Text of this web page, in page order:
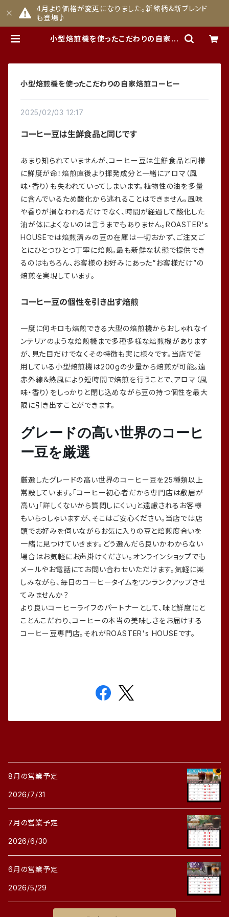
4月より価格が変更になりました。新銘柄＆新ブレンド
も登場♪
小型焙煎機を使ったこだわりの自家焙
小型焙煎機を使ったこだわりの自家焙煎コーヒー
2025/02/03 12:17
コーヒー豆は生鮮食品と同じです
あまり知られていませんが、コーヒー豆は生鮮食品と同様
に鮮度が命！焙煎直後より揮発成分と一緒にアロマ（風
味・香り）も失われていってしまいます。植物性の油を多量
に含んでいるため酸化から逃れることはできません。風味
や香りが損なわれるだけでなく、時間が経過して酸化した
油が体によくないのは言うまでもありません。ROASTER's
HOUSEでは焙煎済みの豆の在庫は一切おかず、ご注文ご
とにひとつひとつ丁寧に焙煎。最も新鮮な状態で提供でき
るのはもちろん、お客様のお好みにあった“お客様だけ”の
焙煎を実現しています。
コーヒー豆の個性を引き出す焙煎
一度に何キロも焙煎できる大型の焙煎機からおしゃれなイ
ンテリアのような焙煎機まで多種多様な焙煎機があります
が、見た目だけでなくその特徴も実に様々です。当店で使
用している小型焙煎機は200gの少量から焙煎が可能。遠
赤外線＆熱風により短時間で焙煎を行うことで、アロマ（風
味・香り）をしっかりと閉じ込めながら豆の持つ個性を最大
限に引き出すことができます。
グレードの高い世界のコーヒ
ー豆を厳選
厳選したグレードの高い世界のコーヒー豆を25種類以上
常設しています。「コーヒー初心者だから専門店は敷居が
高い」「詳しくないから質問しにくい」と遠慮されるお客様
もいらっしゃいますが、そこはご安心ください。当店では店
頭でお好みを伺いながらお気に入りの豆と焙煎度合いを
一緒に見つけていきます。どう選んだら良いかわからない
場合はお気軽にお声掛けください。オンラインショップでも
メールやお電話にてお問い合わせいただけます。気軽に楽
しみながら、毎日のコーヒータイムをワンランクアップさせ
てみませんか？
より良いコーヒーライフのパートナーとして、味と鮮度にと
ことんこだわり、コーヒーの本当の美味しさをお届けする
コーヒー豆専門店。それがROASTER's HOUSEです。
8月の営業予定
2026/7/31
7月の営業予定
2026/6/30
6月の営業予定
2026/5/29